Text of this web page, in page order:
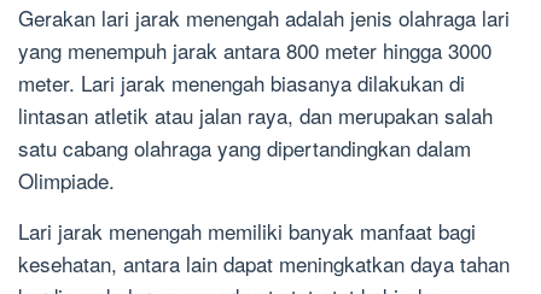
Gerakan lari jarak menengah adalah jenis olahraga lari
yang menempuh jarak antara 800 meter hingga 3000
meter. Lari jarak menengah biasanya dilakukan di
lintasan atletik atau jalan raya, dan merupakan salah
satu cabang olahraga yang dipertandingkan dalam
Olimpiade.
Lari jarak menengah memiliki banyak manfaat bagi
kesehatan, antara lain dapat meningkatkan daya tahan